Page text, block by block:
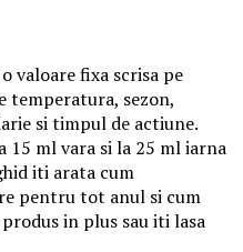
valoare fixa scrisa pe
temperatura, sezon,
si timpul de actiune.
15 ml vara si la 25 ml iarna
iti arata cum
pentru tot anul si cum
in plus sau iti lasa